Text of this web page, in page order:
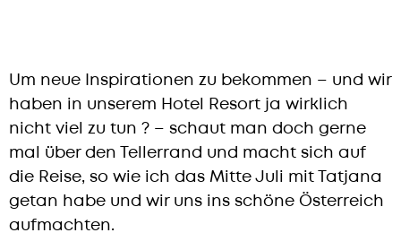
Um neue Inspirationen zu bekommen – und wir
haben in unserem Hotel Resort ja wirklich
nicht viel zu tun ? – schaut man doch gerne
mal über den Tellerrand und macht sich auf
die Reise, so wie ich das Mitte Juli mit Tatjana
getan habe und wir uns ins schöne Österreich
aufmachten.